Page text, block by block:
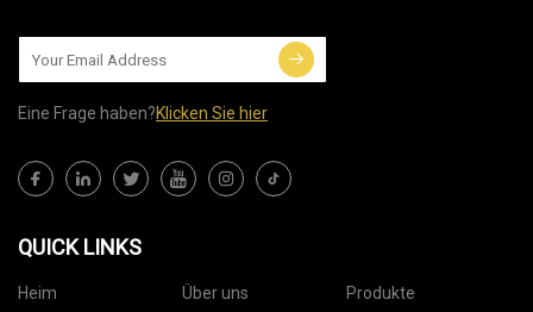
Eine Frage haben?Klicken Sie hier
QUICK LINKS
Heim Über uns Produkte